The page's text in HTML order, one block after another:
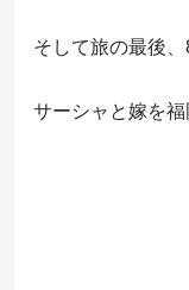
そして旅の最後、
サーシャと嫁を福